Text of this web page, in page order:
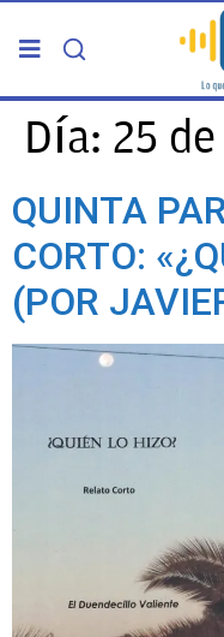
PORTADA
TELDE
GRAN CANARIA
OPINIÓN
Día: 25
QUINTA
CORTO:
(POR